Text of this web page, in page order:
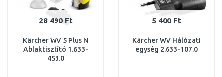
28 490 Ft
Kärcher WV 5 Plus N
Ablaktisztító 1.633-
453.0
5 400 Ft
Kärcher WV Hálózati
egység 2.633-107.0